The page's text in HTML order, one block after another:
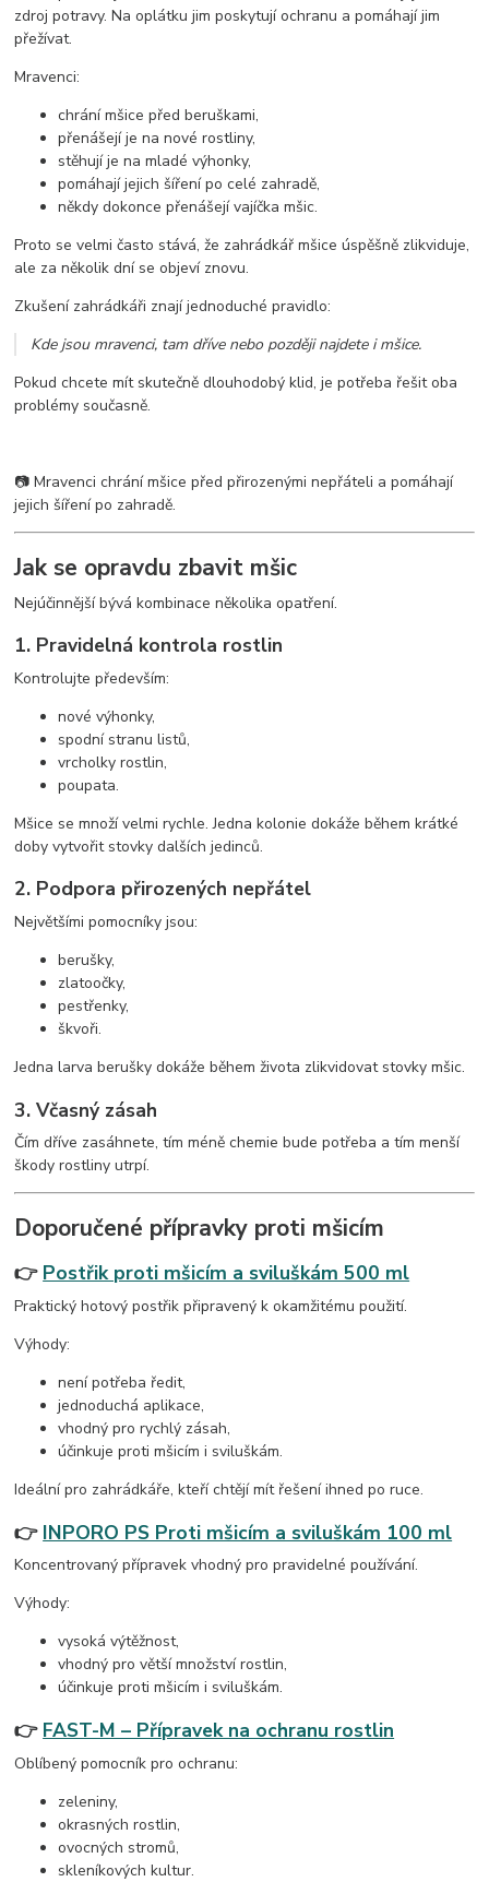
zdroj potravy. Na oplátku jim poskytují ochranu a pomáhají jim
přežívat.
Mravenci:
chrání mšice před beruškami,
přenášejí je na nové rostliny,
stěhují je na mladé výhonky,
pomáhají jejich šíření po celé zahradě,
někdy dokonce přenášejí vajíčka mšic.
Proto se velmi často stává, že zahrádkář mšice úspěšně zlikviduje,
ale za několik dní se objeví znovu.
Zkušení zahrádkáři znají jednoduché pravidlo:
Kde jsou mravenci, tam dříve nebo později najdete i mšice.
Pokud chcete mít skutečně dlouhodobý klid, je potřeba řešit oba
problémy současně.
📷 Mravenci chrání mšice před přirozenými nepřáteli a pomáhají
jejich šíření po zahradě.
Jak se opravdu zbavit mšic
Nejúčinnější bývá kombinace několika opatření.
1. Pravidelná kontrola rostlin
Kontrolujte především:
nové výhonky,
spodní stranu listů,
vrcholky rostlin,
poupata.
Mšice se množí velmi rychle. Jedna kolonie dokáže během krátké
doby vytvořit stovky dalších jedinců.
2. Podpora přirozených nepřátel
Největšími pomocníky jsou:
berušky,
zlatoočky,
pestřenky,
škvoři.
Jedna larva berušky dokáže během života zlikvidovat stovky mšic.
3. Včasný zásah
Čím dříve zasáhnete, tím méně chemie bude potřeba a tím menší
škody rostliny utrpí.
Doporučené přípravky proti mšicím
👉 Postřik proti mšicím a sviluškám 500 ml
Praktický hotový postřik připravený k okamžitému použití.
Výhody:
není potřeba ředit,
jednoduchá aplikace,
vhodný pro rychlý zásah,
účinkuje proti mšicím i sviluškám.
Ideální pro zahrádkáře, kteří chtějí mít řešení ihned po ruce.
👉 INPORO PS Proti mšicím a sviluškám 100 ml
Koncentrovaný přípravek vhodný pro pravidelné používání.
Výhody:
vysoká výtěžnost,
vhodný pro větší množství rostlin,
účinkuje proti mšicím i sviluškám.
👉 FAST-M – Přípravek na ochranu rostlin
Oblíbený pomocník pro ochranu:
zeleniny,
okrasných rostlin,
ovocných stromů,
skleníkových kultur.